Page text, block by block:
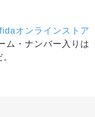
オンラインストア
ム・ナンバー入りは